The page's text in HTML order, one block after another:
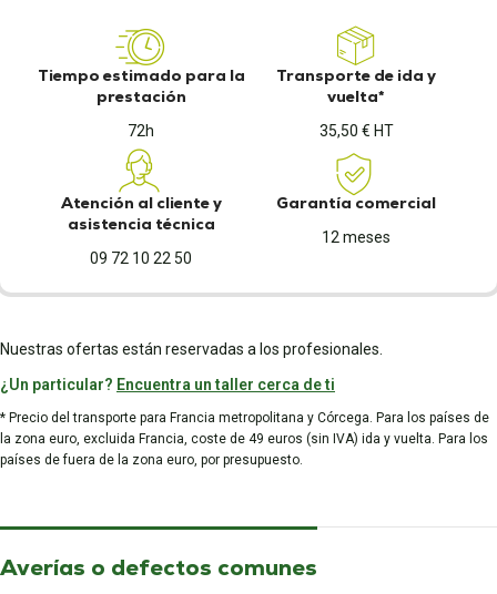
Tiempo estimado para la
prestación
72h
Transporte de ida y
vuelta*
35,50 € HT
Atención al cliente y
asistencia técnica
09 72 10 22 50
Garantía comercial
12 meses
Nuestras ofertas están reservadas a los profesionales.
¿Un particular? Encuentra un taller cerca de ti
* Precio del transporte para Francia metropolitana y Córcega. Para los países de
la zona euro, excluida Francia, coste de 49 euros (sin IVA) ida y vuelta. Para los
países de fuera de la zona euro, por presupuesto.
Averías o defectos comunes